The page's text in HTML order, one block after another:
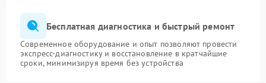
Бесплатная диагностика и быстрый ремонт
Современное оборудование и опыт позволяют провести
экспресс-диагностику и восстановление в кратчайшие
сроки, минимизируя время без устройства